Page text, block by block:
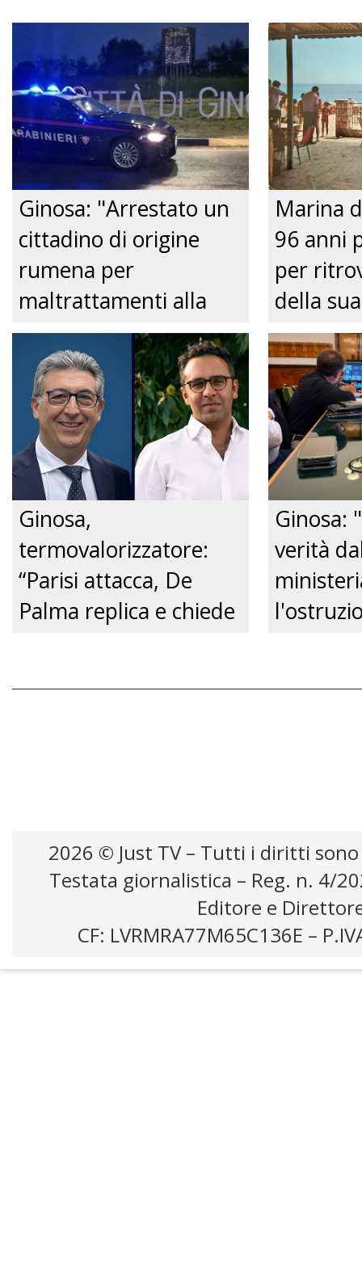
Ginosa: "Arrestato un
cittadino di origine
rumena per
maltrattamenti alla
convivente." Just tv
Marina
96 anni
per
della
dalla
Just tv
Ginosa,
termovalorizzatore:
“Parisi attacca, De
Palma replica e chiede
Ginosa:
verità
2026 © Just TV – Tutti i diritti
Testata giornalistica – Reg. n. 4/
Editore e
CF: LVRMRA77M65C136E –